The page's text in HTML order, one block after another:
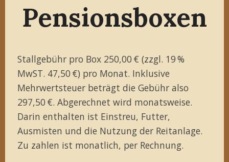
Pensionsboxen
Stallgebühr pro Box 250,00 € (zzgl. 19 %
MwST. 47,50 €) pro Monat. Inklusive
Mehrwertsteuer beträgt die Gebühr also
297,50 €. Abgerechnet wird monatsweise.
Darin enthalten ist Einstreu, Futter,
Ausmisten und die Nutzung der Reitanlage.
Zu zahlen ist monatlich, per Rechnung.